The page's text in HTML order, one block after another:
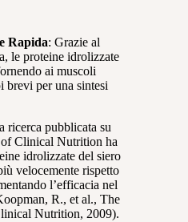
Rapida: Grazie al
le proteine idrolizzate
ai muscoli
brevi per una sintesi
ricerca pubblicata su
Clinical Nutrition ha
idrolizzate del siero
velocemente rispetto
l’efficacia nel
R., et al., The
Nutrition, 2009).